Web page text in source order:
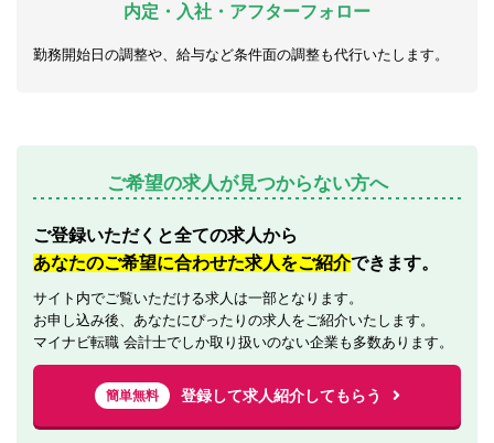
内定・入社・アフターフォロー
勤務開始日の調整や、給与など条件面の調整も代行いたします。
ご希望の求人が見つからない方へ
ご登録いただくと全ての求人から
あなたのご希望に合わせた求人をご紹介できます。
サイト内でご覧いただける求人は一部となります。
お申し込み後、あなたにぴったりの求人をご紹介いたします。
マイナビ転職 会計士でしか取り扱いのない企業も多数あります。
簡単無料 登録して求人紹介してもらう